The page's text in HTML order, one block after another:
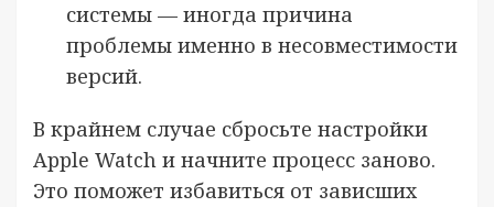
системы — иногда причина
проблемы именно в несовместимости
версий.
В крайнем случае сбросьте настройки
Apple Watch и начните процесс заново.
Это поможет избавиться от зависших